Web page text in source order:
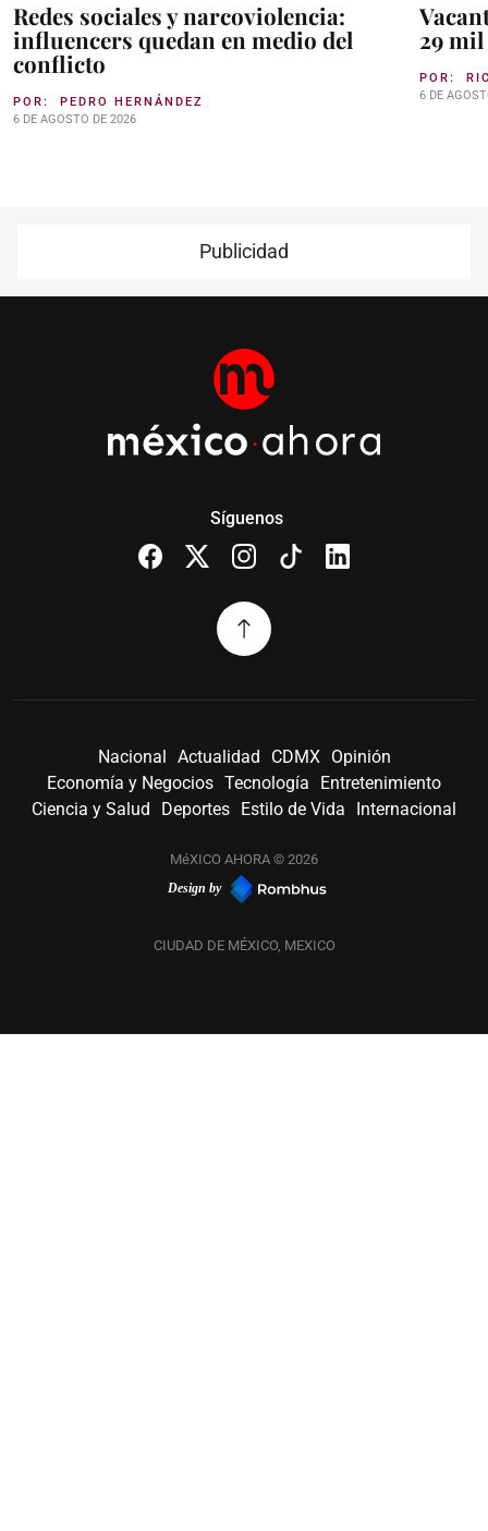
Redes sociales y narcoviolencia:
influencers quedan en medio del
conflicto
POR: PEDRO HERNÁNDEZ
6 DE AGOSTO DE 2026
29
POR:
6 DE
Publicidad
Síguenos
Nacional Actualidad CDMX
Opinión
Economía y Negocios Tecnología
Entretenimiento
Ciencia y Salud
Deportes Estilo de Vida Internacional
MéXICO AHORA © 2026
Design by
CIUDAD DE MÉXICO, MEXICO